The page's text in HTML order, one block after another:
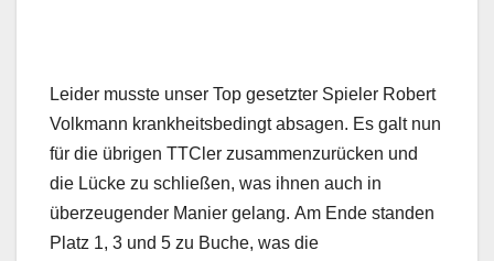
Leider musste unser Top gesetzter Spieler Robert
Volkmann krankheitsbedingt absagen. Es galt nun
für die übrigen TTCler zusammenzurücken und
die Lücke zu schließen, was ihnen auch in
überzeugender Manier gelang. Am Ende standen
Platz 1, 3 und 5 zu Buche, was die